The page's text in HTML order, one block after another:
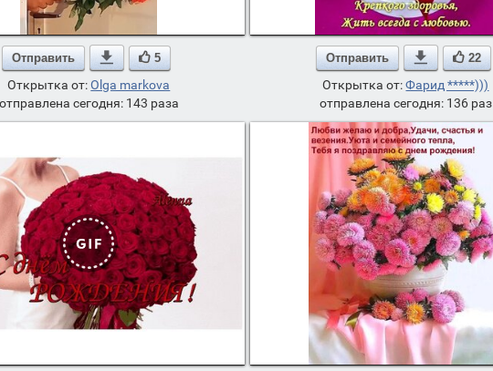
Отправить  5
Открытка от:Olga markova
отправлена сегодня: 143 раза
Отправить  22
Открытка от:Фарид *****)))
отправлена сегодня: 136 раз